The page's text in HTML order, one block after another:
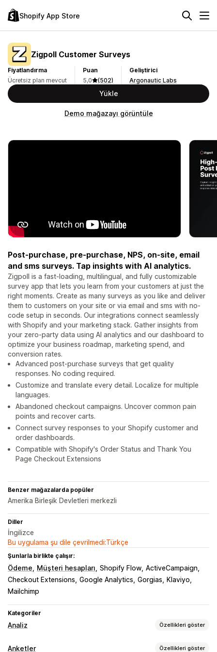
Shopify App Store
Zigpoll Customer Surveys
Fiyatlandırma
Ücretsiz plan mevcut
Puan
5,0
(502)
Geliştirici
Argonautic Labs
Yükle
Demo mağazayı görüntüle
Post-purchase, pre-purchase, NPS, on-site, email
and sms surveys. Tap insights with AI analytics.
Zigpoll is a fast-loading, multilingual, and fully customizable
survey app that lets you learn from your customers at just the
right moments. Create as many surveys as you like and deliver
them to customers on your site or via email and sms with no-
code setup in seconds. Our integrations connect seamlessly
with Shopify and your marketing stack. Gather insights from
your zero-party data using AI analytics and our dashboard to
optimize your business roadmap, marketing spend, and
conversion rates.
Advanced post-purchase surveys that get quality
responses. No coding required.
Customize and translate every detail. Localize for multiple
languages.
Abandoned checkout campaigns. Uncover common pain
points and recover carts.
Connect survey responses to your Shopify customer and
order dashboards.
Compatible with Shopify's Order Status and Thank You
Page Checkout Extensions
Benzer mağazalarda popüler
Amerika Birleşik Devletleri merkezli
Diller
İngilizce
Bu uygulama şu dile çevrilmedi:Türkçe
Şunlarla birlikte çalışır:
Ödeme Müşteri hesapları Shopify Flow ActiveCampaign
Checkout Extensions Google Analytics Gorgias
Klaviyo
Mailchimp
Kategoriler
Analiz Özellikleri göster
Müşteri davranışı
Anketler Özellikleri göster